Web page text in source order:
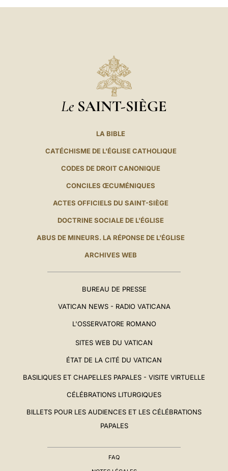
Le SAINT-SIÈGE
LA BIBLE
CATÉCHISME DE L'ÉGLISE CATHOLIQUE
CODES DE DROIT CANONIQUE
CONCILES ŒCUMÉNIQUES
ACTES OFFICIELS DU SAINT-SIÈGE
DOCTRINE SOCIALE DE L'ÉGLISE
ABUS DE MINEURS. LA RÉPONSE DE L'ÉGLISE
ARCHIVES WEB
BUREAU DE PRESSE
VATICAN NEWS - RADIO VATICANA
L'OSSERVATORE ROMANO
SITES WEB DU VATICAN
ÉTAT DE LA CITÉ DU VATICAN
BASILIQUES ET CHAPELLES PAPALES - VISITE VIRTUELLE
CÉLÉBRATIONS LITURGIQUES
BILLETS POUR LES AUDIENCES ET LES CÉLÉBRATIONS
PAPALES
FAQ